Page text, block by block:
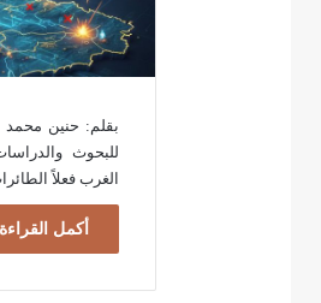
بقلم: حنين محمد
للبحوث
الغرب فعلاً
أكمل